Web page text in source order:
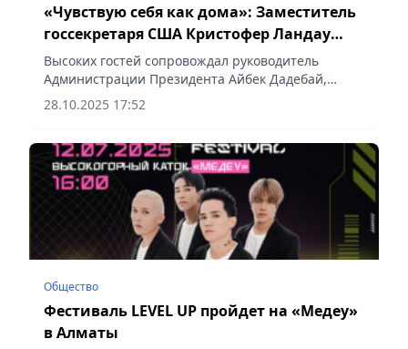
«Чувствую себя как дома»: Заместитель
госсекретаря США Кристофер Ландау
написал пост о Казахстане после визита
в Алматы
Высоких гостей сопровождал руководитель
Администрации Президента Айбек Дадебай,
сообщает Vecher.kz.
28.10.2025 17:52
Общество
Фестиваль LEVEL UP пройдет на «Медеу»
в Алматы